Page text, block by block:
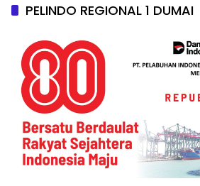
PELINDO REGIONAL 1 DUMAI